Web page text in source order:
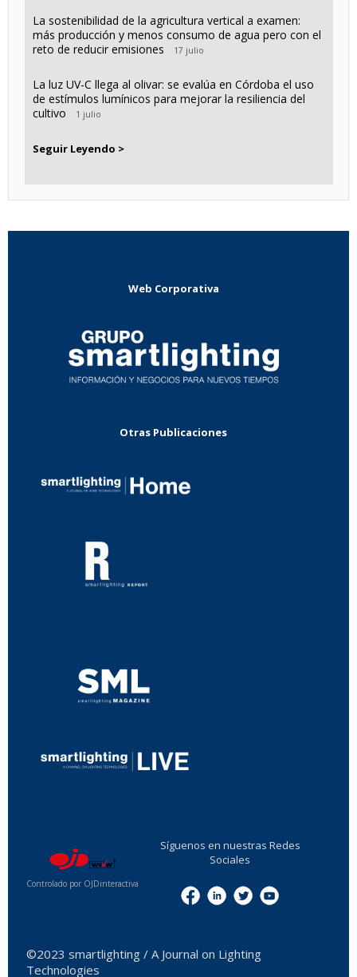
La sostenibilidad de la agricultura vertical a examen:
más producción y menos consumo de agua pero con el
reto de reducir emisiones
17 julio
La luz UV-C llega al olivar: se evalúa en Córdoba el uso
de estímulos lumínicos para mejorar la resiliencia del
cultivo
1 julio
Seguir Leyendo >
Web Corporativa
Otras Publicaciones
Controlado por OJDinteractiva
Síguenos en nuestras Redes
Sociales
©2023 smartlighting / A Journal on Lighting
Technologies